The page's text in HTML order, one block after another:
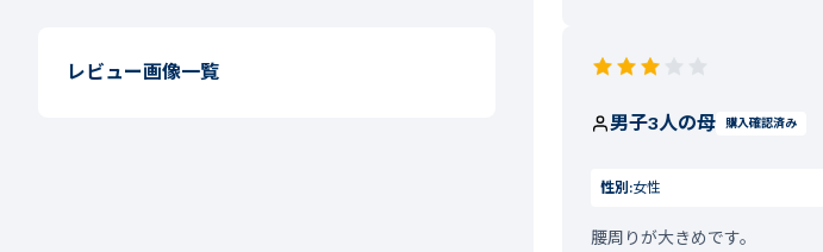
レビュー画像一覧
男子3人の母 購入確認済み
性別:女性
腰周りが大きめです。